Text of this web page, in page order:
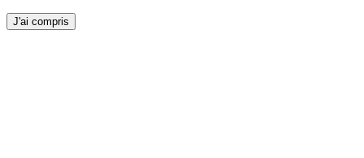
J'ai compris